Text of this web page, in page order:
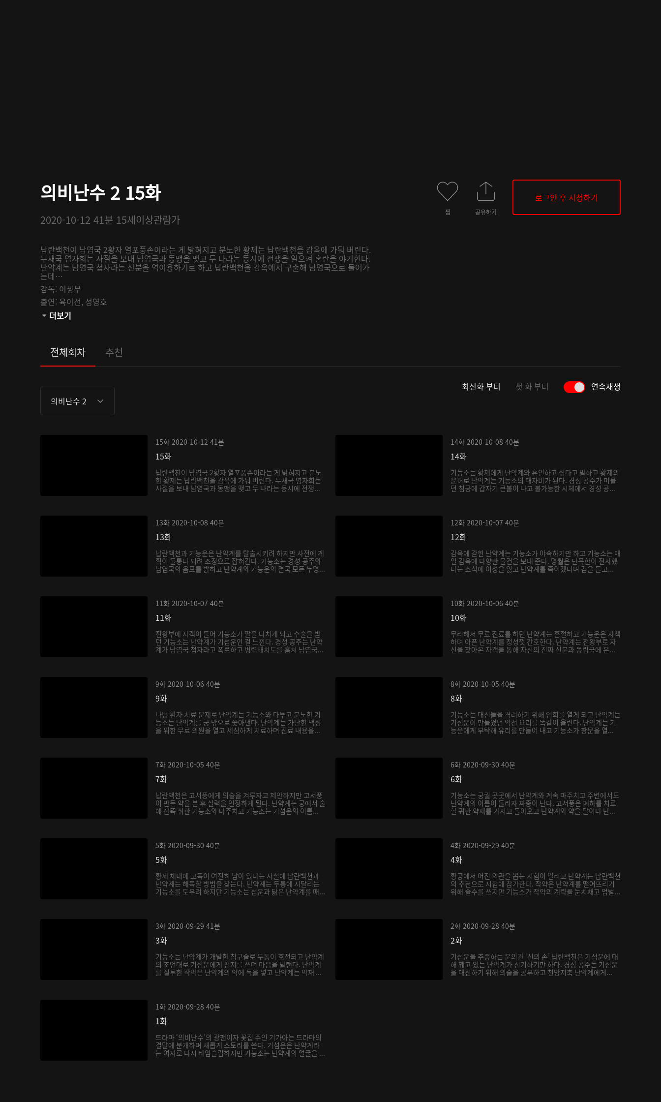
의비난수 2 15화
2020-10-12 41분 15세이상관람가
납란백천이 남염국 2황자 열포풍손이라는 게 밝혀지고 분노한 황제는 납란백천을 감옥에 가둬 버린다.
누새국 염자희는 사절을 보내 남염국과 동맹을 맺고 두 나라는 동시에 전쟁을 일으켜 혼란을 야기한다.
난약계는 남염국 첩자라는 신분을 역이용하기로 하고 납란백천을 감옥에서 구출해 남염국으로 들어가
는데…
감독: 이쌍무
출연: 육이선, 성영호
관람등급:
더보기
찜 공유하기
로그인 후 시청하기
전체회차 추천
의비난수 2
최신화 부터 첫 화 부터 연속재생
15화 2020-10-12 41분
15화
납란백천이 남염국 2황자 열포풍손이라는 게 밝혀지고 분노
한 황제는 납란백천을 감옥에 가둬 버린다. 누새국 염자희는
사절을 보내 남염국과 동맹을 맺고 두 나라는 동시에 전쟁...
14화 2020-10-08 40분
14화
기능소는 황제에게 난약계와 혼인하고 싶다고 말하고 황제의
윤허로 난약계는 기능소의 태자비가 된다. 경성 공주가 머물
던 침궁에 갑자기 큰불이 나고 불가능한 시체에서 경성 공...
13화 2020-10-08 40분
13화
납란백천과 기능운은 난약계를 탈출시키려 하지만 사전에 계
획이 들통나 되려 조정으로 잡혀간다. 기능소는 경성 공주와
남염국의 음모를 밝히고 난약계와 기능운의 결국 모든 누명...
12화 2020-10-07 40분
12화
감옥에 갇힌 난약계는 기능소가 야속하기만 하고 기능소는 매
일 감옥에 다양한 물건을 보내 준다. 명월은 단목한이 전사했
다는 소식에 이성을 잃고 난약계를 죽이겠다며 검을 들고...
11화 2020-10-07 40분
11화
전왕부에 자객이 들어 기능소가 팔을 다치게 되고 수술을 받
던 기능소는 난약계가 기섬운인 걸 느낀다. 경성 공주는 난약
계가 남염국 첩자라고 폭로하고 병력배치도를 훔쳐 남염국...
10화 2020-10-06 40분
10화
무리해서 무료 진료를 하던 난약계는 혼절하고 기능운은 자책
하며 아픈 난약계를 정성껏 간호한다. 난약계는 전왕부로 자
신을 찾아온 자객을 통해 자신의 진짜 신분과 동림국에 온...
9화 2020-10-06 40분
9화
나병 환자 치료 문제로 난약계는 기능소와 다투고 분노한 기
능소는 난약계를 궁 밖으로 쫓아낸다. 난약계는 가난한 백성
을 위한 무료 의원을 열고 세심하게 치료하며 진료 내용을...
8화 2020-10-05 40분
8화
기능소는 대신들을 격려하기 위해 연회를 열게 되고 난약계는
기섬운이 만들었던 약선 요리를 똑같이 올린다. 난약계는 기
능운에게 부탁해 유리를 만들어 내고 기능소가 창문을 열...
7화 2020-10-05 40분
7화
납란백천은 고서풍에게 의술을 겨루자고 제안하지만 고서풍
이 만든 약을 본 후 실력을 인정하게 된다. 난약계는 궁에서 술
에 잔뜩 취한 기능소와 마주치고 기능소는 기섬운의 이름...
6화 2020-09-30 40분
6화
기능소는 궁궐 곳곳에서 난약계와 계속 마주치고 주변에서도
난약계의 이름이 들리자 짜증이 난다. 고서풍은 폐하를 치료
할 귀한 약재를 가지고 돌아오고 난약계와 약을 달이다 난...
5화 2020-09-30 40분
5화
황제 체내에 고독이 여전히 남아 있다는 사실에 납란백천과
난약계는 해독할 방법을 찾는다. 난약계는 두통에 시달리는
기능소를 도우려 하지만 기능소는 섬운과 닮은 난약계를 매...
4화 2020-09-29 40분
4화
황궁에서 어전 의관을 뽑는 시험이 열리고 난약계는 납란백천
의 추천으로 시험에 참가한다. 작약은 난약계를 떨어뜨리기
위해 술수를 쓰지만 기능소가 작약의 계략을 눈치채고 엄벌...
3화 2020-09-29 41분
3화
기능소는 난약계가 개발한 침구술로 두통이 호전되고 난약계
의 조언대로 기섬운에게 편지를 쓰며 마음을 달랜다. 난약계
를 질투한 작약은 난약계의 약에 독을 넣고 난약계는 약재 ...
2화 2020-09-28 40분
2화
기섬운을 추종하는 운의관 ‘신의 손’ 납란백천은 기섬운에 대
해 꿰고 있는 난약계가 신기하기만 하다. 경성 공주는 기섬운
을 대신하기 위해 의술을 공부하고 천방지축 난약계에게...
1화 2020-09-28 40분
1화
드라마 ‘의비난수’의 광팬이자 꽃집 주인 기가아는 드라마의
결말에 분개하며 새롭게 스토리를 쓴다. 기섬운은 난약계라
는 여자로 다시 타임슬립하지만 기능소는 난약계의 얼굴을 ...